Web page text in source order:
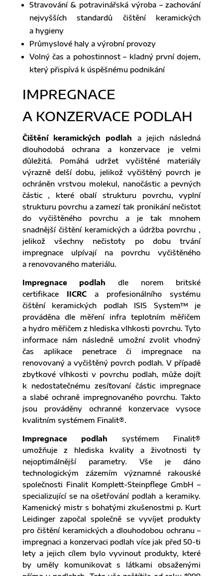
Stravování & potravinářská výroba – zachování
nejvyšších standardů čištění keramických
a hygieny
Průmyslové haly a výrobní provozy
Volný čas a pohostinnost – kladný první dojem,
který přispívá k úspěšnému podnikání
IMPREGNACE
A KONZERVACE PODLAH
Čištění keramických podlah a jejich následná
dlouhodobá ochrana a konzervace je velmi
důležitá. Pomáhá udržet vyčištěné materiály
výrazně delší dobu, jelikož vyčištěný povrch je
ochráněn vrstvou molekul, nanočástic a pevných
částic , které obalí strukturu povrchu, vyplní
strukturu povrchu a zamezí tak pronikání nečistot
do vyčištěného povrchu a je tak mnohem
snadnější čištění keramických a údržba povrchu ,
jelikož všechny nečistoty po dobu trvání
impregnace ulpívají na povrchu vyčištěného
a renovovaného materiálu.
Impregnace podlah dle norem britské
certifikace IICRCa profesionálního systému
čištění keramických podlah ISIS System™ je
prováděna dle měření infra teplotním měřičem
a hydro měřičem z hlediska vlhkosti povrchu. Tyto
informace nám následně umožní zvolit vhodný
čas aplikace penetrace či impregnace na
renovovaný a vyčištěný povrch podlah. V případě
zbytkové vlhkosti v povrchu podlah, může dojít
k nedostatečnému zesíťovaní částic impregnace
a slabé ochraně impregnovaného povrchu. Takto
jsou prováděny ochranné konzervace vysoce
kvalitním systémem Finalit®.
Impregnace podlah systémem Finalit®
umožňuje z hlediska kvality a životnosti ty
nejoptimálnější parametry. Vše je dáno
technologickým zázemím významné rakouské
společnosti Finalit Komplett-Steinpflege GmbH –
specializující se na ošetřování podlah a keramiky.
Kamenický mistr s bohatými zkušenostmi p. Kurt
Leidinger započal společně se vyvíjet produkty
pro čištění keramických a dlouhodobou ochranu –
impregnaci a konzervaci podlah více jak před 50-ti
lety a jejich cílem bylo vyvinout produkty, které
by uměly komunikovat s látkami obsaženými